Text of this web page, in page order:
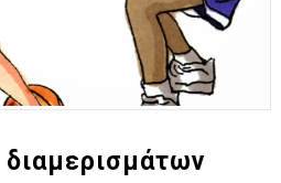
διαμερισμάτων